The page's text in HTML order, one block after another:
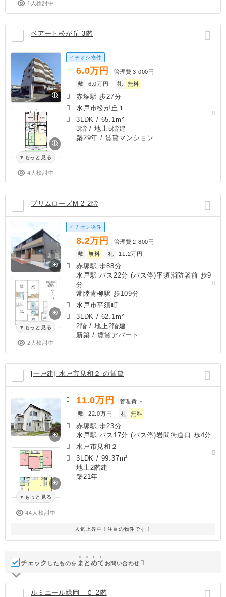
1人検討中
ベアート松が丘 3階
もっと見る
4人検討中
イチオシ物件
6.0万円 管理費 3,000円
敷
6.0万円 礼 無料
赤塚駅 歩27分
水戸市松が丘１
3LDK / 65.1m²
3階 / 地上5階建
築29年 / 賃貸マンション
プリムローズM 2 2階
もっと見る
2人検討中
イチオシ物件
8.2万円 管理費 2,800円
敷
無料 礼 11.2万円
赤塚駅 歩88分
水戸駅 バス22分 (バス停)平須消防署前 歩9
分
常陸青柳駅 歩109分
水戸市平須町
3LDK / 62.1m²
2階 / 地上2階建
新築 / 賃貸アパート
[一戸建] 水戸市見和２ の賃貸
もっと見る
44人検討中
11.0万円 管理費 －
敷
22.0万円 礼 無料
赤塚駅 歩23分
水戸駅 バス17分 (バス停)岩間街道口 歩4分
水戸市見和２
3LDK / 99.37m²
地上2階建
築21年
人気上昇中！注目の物件です！
チェック したものを ま と めて お問い合わせ
ルミエール緑岡 Ｃ 2階